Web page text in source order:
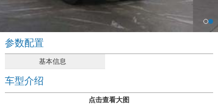
参数配置
基本信息
车型介绍
点击查看大图